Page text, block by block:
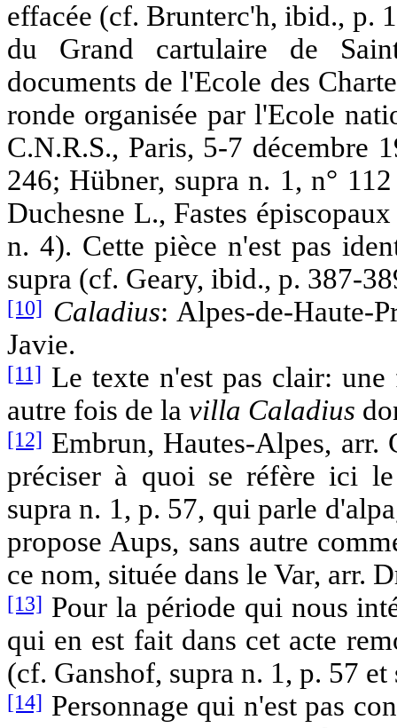
effacée (cf. Brunterc'h, ibid., p.
du Grand cartulaire de
documents de l'Ecole des
ronde organisée par l'Ecole
C.N.R.S., Paris, 5-7 décembre
246; Hübner, supra n. 1, n°
Duchesne L., Fastes
n. 4). Cette pièce n'est pas
supra (cf. Geary, ibid., p. 387-
[10] Caladius: Alpes-de-Haute-
Javie.
[11] Le texte n'est pas clair:
autre fois de la villa Caladius
[12] Embrun, Hautes-Alpes, arr.
préciser à quoi se réfère ici
supra n. 1, p. 57, qui parle
propose Aups, sans autre
ce nom, située dans le Var, arr.
[13] Pour la période qui nous
qui en est fait dans cet acte
(cf. Ganshof, supra n. 1, p. 57 et
[14] Personnage qui n'est pas